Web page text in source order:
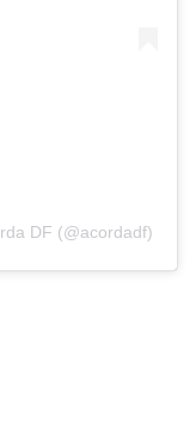
DF (@acordadf)